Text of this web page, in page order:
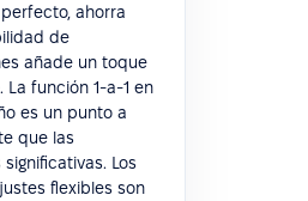
ahorra
de
añade un toque
función 1-a-1 en
es un punto a
que las
Los
flexibles son